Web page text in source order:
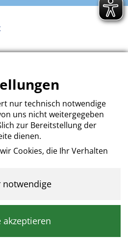
nur technisch notwendige
uns nicht weitergegeben
zur Bereitstellung der
dienen.
Cookies, die Ihr Verhalten
nur pseudonyme Daten,
dabei, eine Webseite
notwendige
akzeptieren